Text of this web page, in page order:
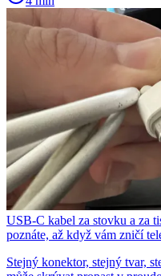
USB-C kabel za stovku a za
poznáte, až když vám zničí
Stejný konektor, stejný tvar,